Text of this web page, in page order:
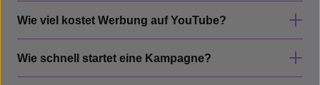
Wie viel kostet Werbung auf YouTube?
Wie schnell startet eine Kampagne?